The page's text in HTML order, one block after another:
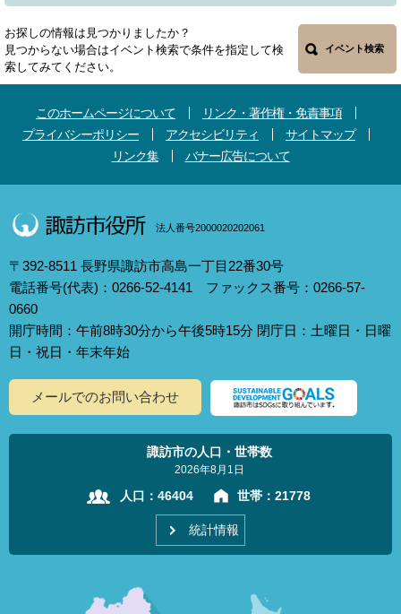
お探しの情報は見つかりましたか？
見つからない場合はイベント検索で条件を指定して検
索してみてください。
イベント検索
このホームページについて
リンク・著作権・免責事項
プライバシーポリシー
アクセシビリティ
サイトマップ
リンク集
バナー広告について
法人番号2000020202061
〒392-8511 長野県諏訪市高島一丁目22番30号
電話番号(代表)：0266-52-4141 ファックス番号：0266-57-
0660
開庁時間：午前8時30分から午後5時15分 閉庁日：土曜日・日曜
日・祝日・年末年始
メールでのお問い合わせ
諏訪市の人口・世帯数
2026年8月1日
人口： 46404 世帯： 21778
統計情報